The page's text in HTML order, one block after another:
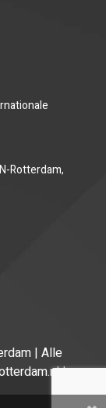
Rotterdam,
| Alle
|